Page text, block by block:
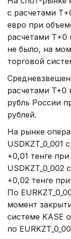
с расчетами
евро при
расчетами
не было, на
торговой
расчетами T+0
рубль России
рублей.
На рынке
+0,01 тенге
+0,02 тенге
По
момент
системе KASE
по